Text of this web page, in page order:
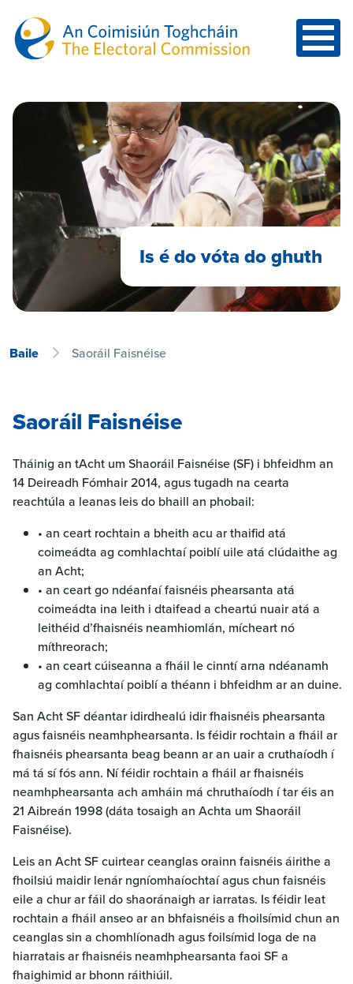
Is é do vóta do ghuth
Baile Saoráil Faisnéise
Saoráil Faisnéise
Tháinig an tAcht um Shaoráil Faisnéise (SF) i bhfeidhm an
14 Deireadh Fómhair 2014, agus tugadh na cearta
reachtúla a leanas leis do bhaill an phobail:
• an ceart rochtain a bheith acu ar thaifid atá
coimeádta ag comhlachtaí poiblí uile atá clúdaithe ag
an Acht;
• an ceart go ndéanfaí faisnéis phearsanta atá
coimeádta ina leith i dtaifead a cheartú nuair atá a
leithéid d’fhaisnéis neamhiomlán, mícheart nó
míthreorach;
• an ceart cúiseanna a fháil le cinntí arna ndéanamh
ag comhlachtaí poiblí a théann i bhfeidhm ar an duine.
San Acht SF déantar idirdhealú idir fhaisnéis phearsanta
agus faisnéis neamhphearsanta. Is féidir rochtain a fháil ar
fhaisnéis phearsanta beag beann ar an uair a cruthaíodh í
má tá sí fós ann. Ní féidir rochtain a fháil ar fhaisnéis
neamhphearsanta ach amháin má chruthaíodh í tar éis an
21 Aibreán 1998 (dáta tosaigh an Achta um Shaoráil
Faisnéise).
Leis an Acht SF cuirtear ceanglas orainn faisnéis áirithe a
fhoilsiú maidir lenár ngníomhaíochtaí agus chun faisnéis
eile a chur ar fáil do shaoránaigh ar iarratas. Is féidir leat
rochtain a fháil anseo ar an bhfaisnéis a fhoilsímid chun an
ceanglas sin a chomhlíonadh agus foilsímid loga de na
hiarratais ar fhaisnéis neamhphearsanta faoi SF a
fhaighimid ar bhonn ráithiúil.